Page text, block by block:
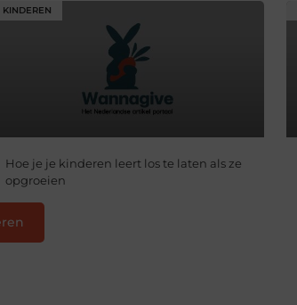
KINDEREN
Hoe je je kinderen leert los te laten als ze
opgroeien